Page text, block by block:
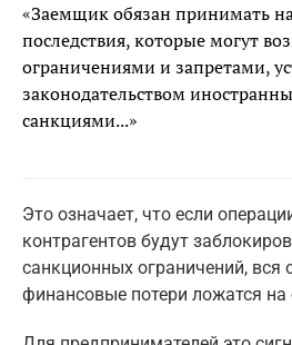
«Заемщик обязан принимать
последствия, которые могут
ограничениями и запретами,
законодательством
санкциями...»
Это означает, что если
контрагентов будут
санкционных ограничений, вся
финансовые потери ложатся на